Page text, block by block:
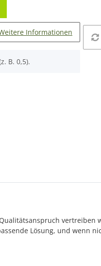
Informationen
B. 0,5).
vertreiben
Lösung, und wenn